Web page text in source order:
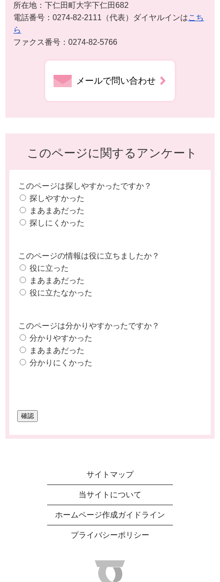
所在地：下仁田町大字下仁田682
電話番号：0274-82-2111（代表）ダイヤルインはこち
ら
ファクス番号：0274-82-5766
メールで問い合わせ
このページに関するアンケート
このページは探しやすかったですか？
探しやすかった
まあまあだった
探しにくかった
このページの情報は役に立ちましたか？
役に立った
まあまあだった
役に立たなかった
このページは分かりやすかったですか？
分かりやすかった
まあまあだった
分かりにくかった
サイトマップ
当サイトについて
ホームページ作成ガイドライン
プライバシーポリシー